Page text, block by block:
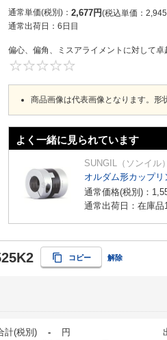
通常単価(税別) 2,677円 税込単価 2,945
通常出荷日： 6日目
偏心、偏角、ミスアライメントに対して
商品画像は代表画像となります。形
よく一緒に見られています
SUNGIL（ソンイル）
オルダム形カップ
通常価格(税別)：
通常出荷日：在庫品
コピー 解除
計(税別) - 円